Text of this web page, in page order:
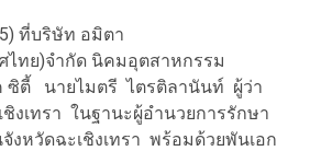
ที่บริษัท อมิตา
ไทย)จำกัด นิคมอุตสาหกรรม
ซิตี้ นายไมตรี ไตรติลานันท์ ผู้ว่า
งเทรา ในฐานะผู้อำนวยการรักษา
งหวัดฉะเชิงเทรา พร้อมด้วยพันเอก